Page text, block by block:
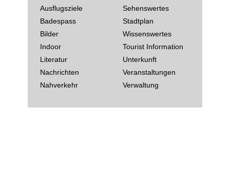
Ausflugsziele
Badespass
Bilder
Indoor
Literatur
Nachrichten
Nahverkehr
Sehenswertes
Stadtplan
Wissenswertes
Tourist Information
Unterkunft
Veranstaltungen
Verwaltung